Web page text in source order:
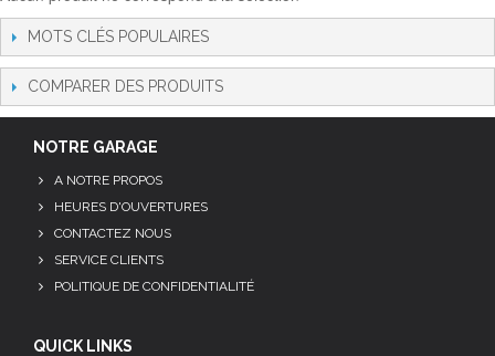
MOTS CLÉS POPULAIRES
COMPARER DES PRODUITS
NOTRE GARAGE
A NOTRE PROPOS
HEURES D'OUVERTURES
CONTACTEZ NOUS
SERVICE CLIENTS
POLITIQUE DE CONFIDENTIALITÉ
QUICK LINKS